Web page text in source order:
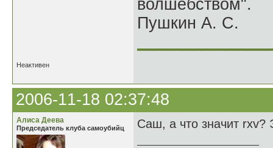
волшебством".
Пушкин А. С.
Неактивен
2006-11-18 02:37:48
Алиса Деева
Председатель клуба самоубийц Саш, а что значит rxv?